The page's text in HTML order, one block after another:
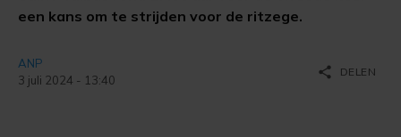
een kans om te strijden voor de ritzege.
ANP
3 juli 2024 - 13:40
share DELEN